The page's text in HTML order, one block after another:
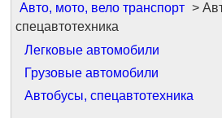
Авто, мото, вело транспорт >
спецавтотехника
Легковые автомобили
Грузовые автомобили
Автобусы, спецавтотехника